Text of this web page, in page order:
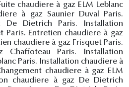
chaudiere à gaz ELM Leblanc
à gaz Saunier Duval Paris.
De Dietrich Paris. Installation
Paris. Entretien chaudiere à gaz
chaudiere à gaz Frisquet Paris.
Chaffoteau Paris. Installation
Paris. Installation chaudiere à
chaudiere à gaz ELM
chaudiere à gaz De Dietrich